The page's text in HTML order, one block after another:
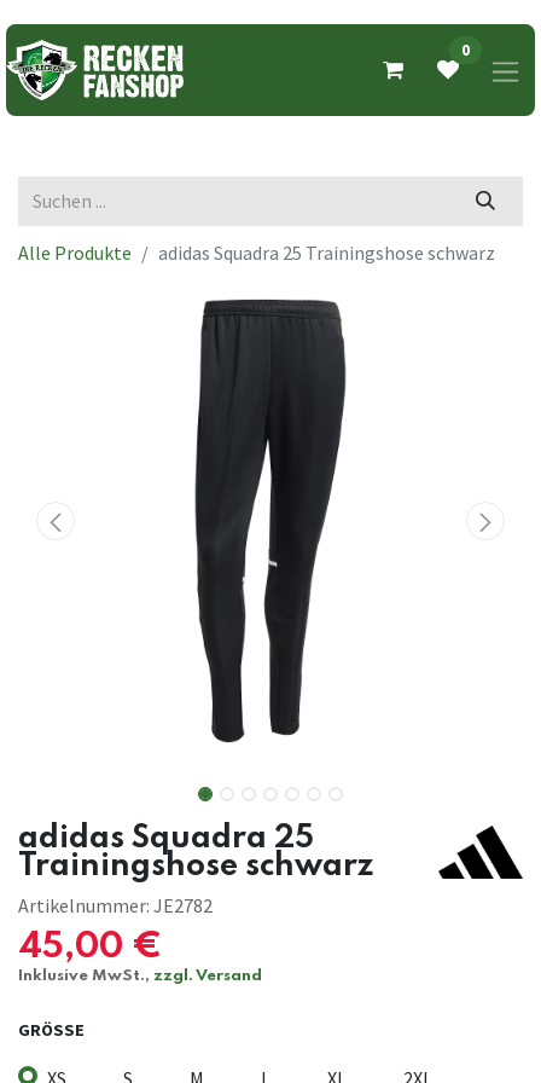
0
Alle Produkte adidas Squadra 25 Trainingshose schwarz
adidas Squadra 25
Trainingshose schwarz
Artikelnummer: JE2782
45,00 €
Inklusive MwSt., zzgl. Versand
GRÖSSE
XS S M L XL 2XL